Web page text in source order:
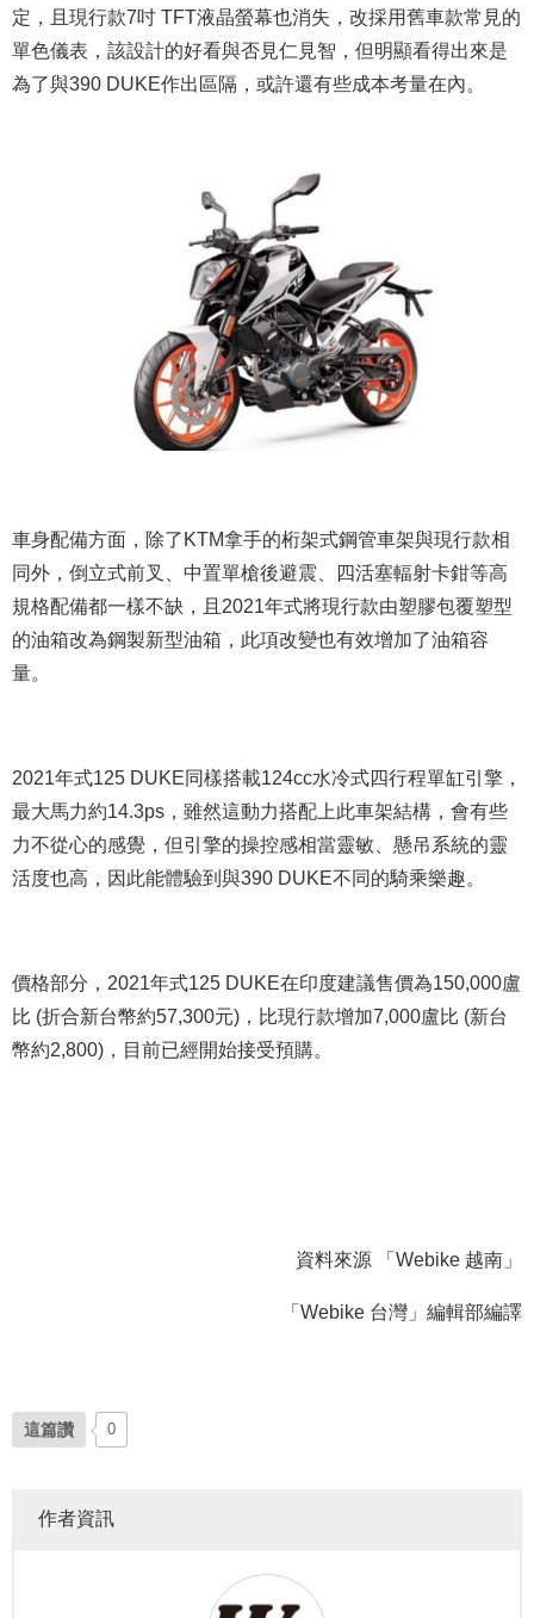
定，且現行款7吋 TFT液晶螢幕也消失，改採用舊車款常見的
單色儀表，該設計的好看與否見仁見智，但明顯看得出來是
為了與390 DUKE作出區隔，或許還有些成本考量在內。
車身配備方面，除了KTM拿手的桁架式鋼管車架與現行款相
同外，倒立式前叉、中置單槍後避震、四活塞輻射卡鉗等高
規格配備都一樣不缺，且2021年式將現行款由塑膠包覆塑型
的油箱改為鋼製新型油箱，此項改變也有效增加了油箱容
量。
2021年式125 DUKE同樣搭載124cc水冷式四行程單缸引擎，
最大馬力約14.3ps，雖然這動力搭配上此車架結構，會有些
力不從心的感覺，但引擎的操控感相當靈敏、懸吊系統的靈
活度也高，因此能體驗到與390 DUKE不同的騎乘樂趣。
價格部分，2021年式125 DUKE在印度建議售價為150,000盧
比 (折合新台幣約57,300元)，比現行款增加7,000盧比 (新台
幣約2,800)，目前已經開始接受預購。
資料來源 「Webike 越南」
「Webike 台灣」編輯部編譯
這篇讚 0
作者資訊